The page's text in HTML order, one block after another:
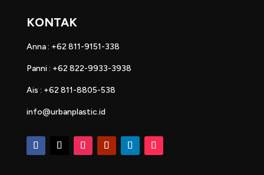
KONTAK
Anna : +62 811-9151-338
Panni : +62 822-9933-3938
Ais : +62 811-8805-538
info@urbanplastic.id